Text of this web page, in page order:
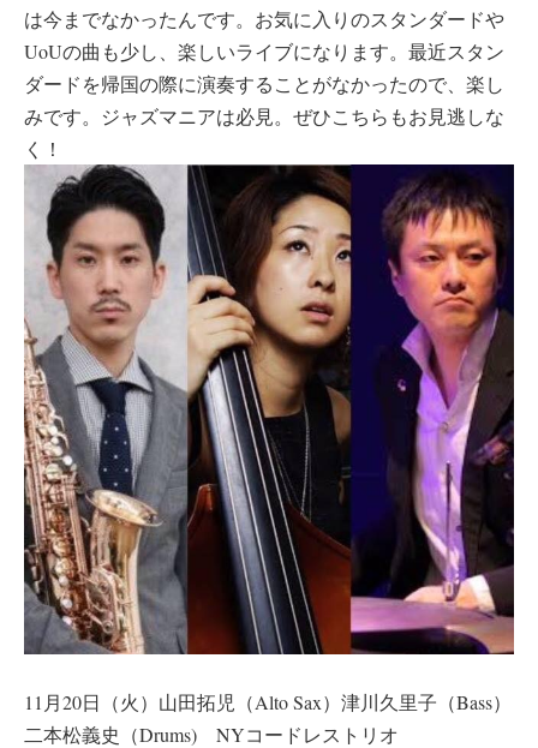
は今までなかったんです。お気に入りのスタンダードや
UoUの曲も少し、楽しいライブになります。最近スタン
ダードを帰国の際に演奏することがなかったので、楽し
みです。ジャズマニアは必見。ぜひこちらもお見逃しな
く！
11月20日（火）山田拓児（Alto Sax）津川久里子（Bass）
二本松義史（Drums) NYコードレストリオ